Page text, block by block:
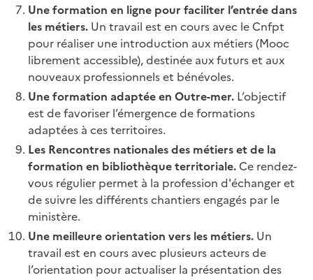
Une formation en ligne pour faciliter l’entrée dans
les métiers. Un travail est en cours avec le Cnfpt
pour réaliser une introduction aux métiers (Mooc
librement accessible), destinée aux futurs et aux
nouveaux professionnels et bénévoles.
Une formation adaptée en Outre-mer. L’objectif
est de favoriser l’émergence de formations
adaptées à ces territoires.
Les Rencontres nationales des métiers et de la
formation en bibliothèque territoriale. Ce rendez-
vous régulier permet à la profession d'échanger et
de suivre les différents chantiers engagés par le
ministère.
Une meilleure orientation vers les métiers. Un
travail est en cours avec plusieurs acteurs de
l’orientation pour actualiser la présentation des